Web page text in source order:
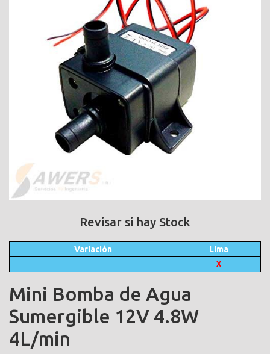
Revisar si hay Stock
Variación Lima
X
Mini Bomba de Agua
Sumergible 12V 4.8W
4L/min